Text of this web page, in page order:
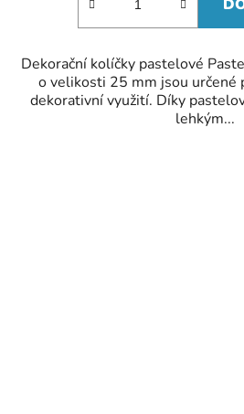
Dekorační kolíčky pastelové
o velikosti 25 mm jsou určené
dekorativní využití. Díky
lehkým...